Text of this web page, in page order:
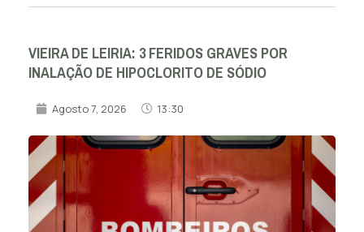
VIEIRA DE LEIRIA: 3 FERIDOS GRAVES POR
INALAÇÃO DE HIPOCLORITO DE SÓDIO
Agosto 7, 2026 13:30